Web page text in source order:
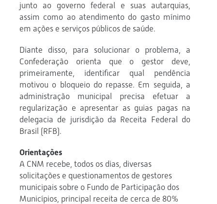
junto ao governo federal e suas autarquias,
assim como ao atendimento do gasto mínimo
em ações e serviços públicos de saúde.
Diante disso, para solucionar o problema, a
Confederação orienta que o gestor deve,
primeiramente, identificar qual pendência
motivou o bloqueio do repasse. Em seguida, a
administração municipal precisa efetuar a
regularização e apresentar as guias pagas na
delegacia de jurisdição da Receita Federal do
Brasil (RFB).
Orientações
A CNM recebe, todos os dias, diversas
solicitações e questionamentos de gestores
municipais sobre o Fundo de Participação dos
Municípios, principal receita de cerca de 80%